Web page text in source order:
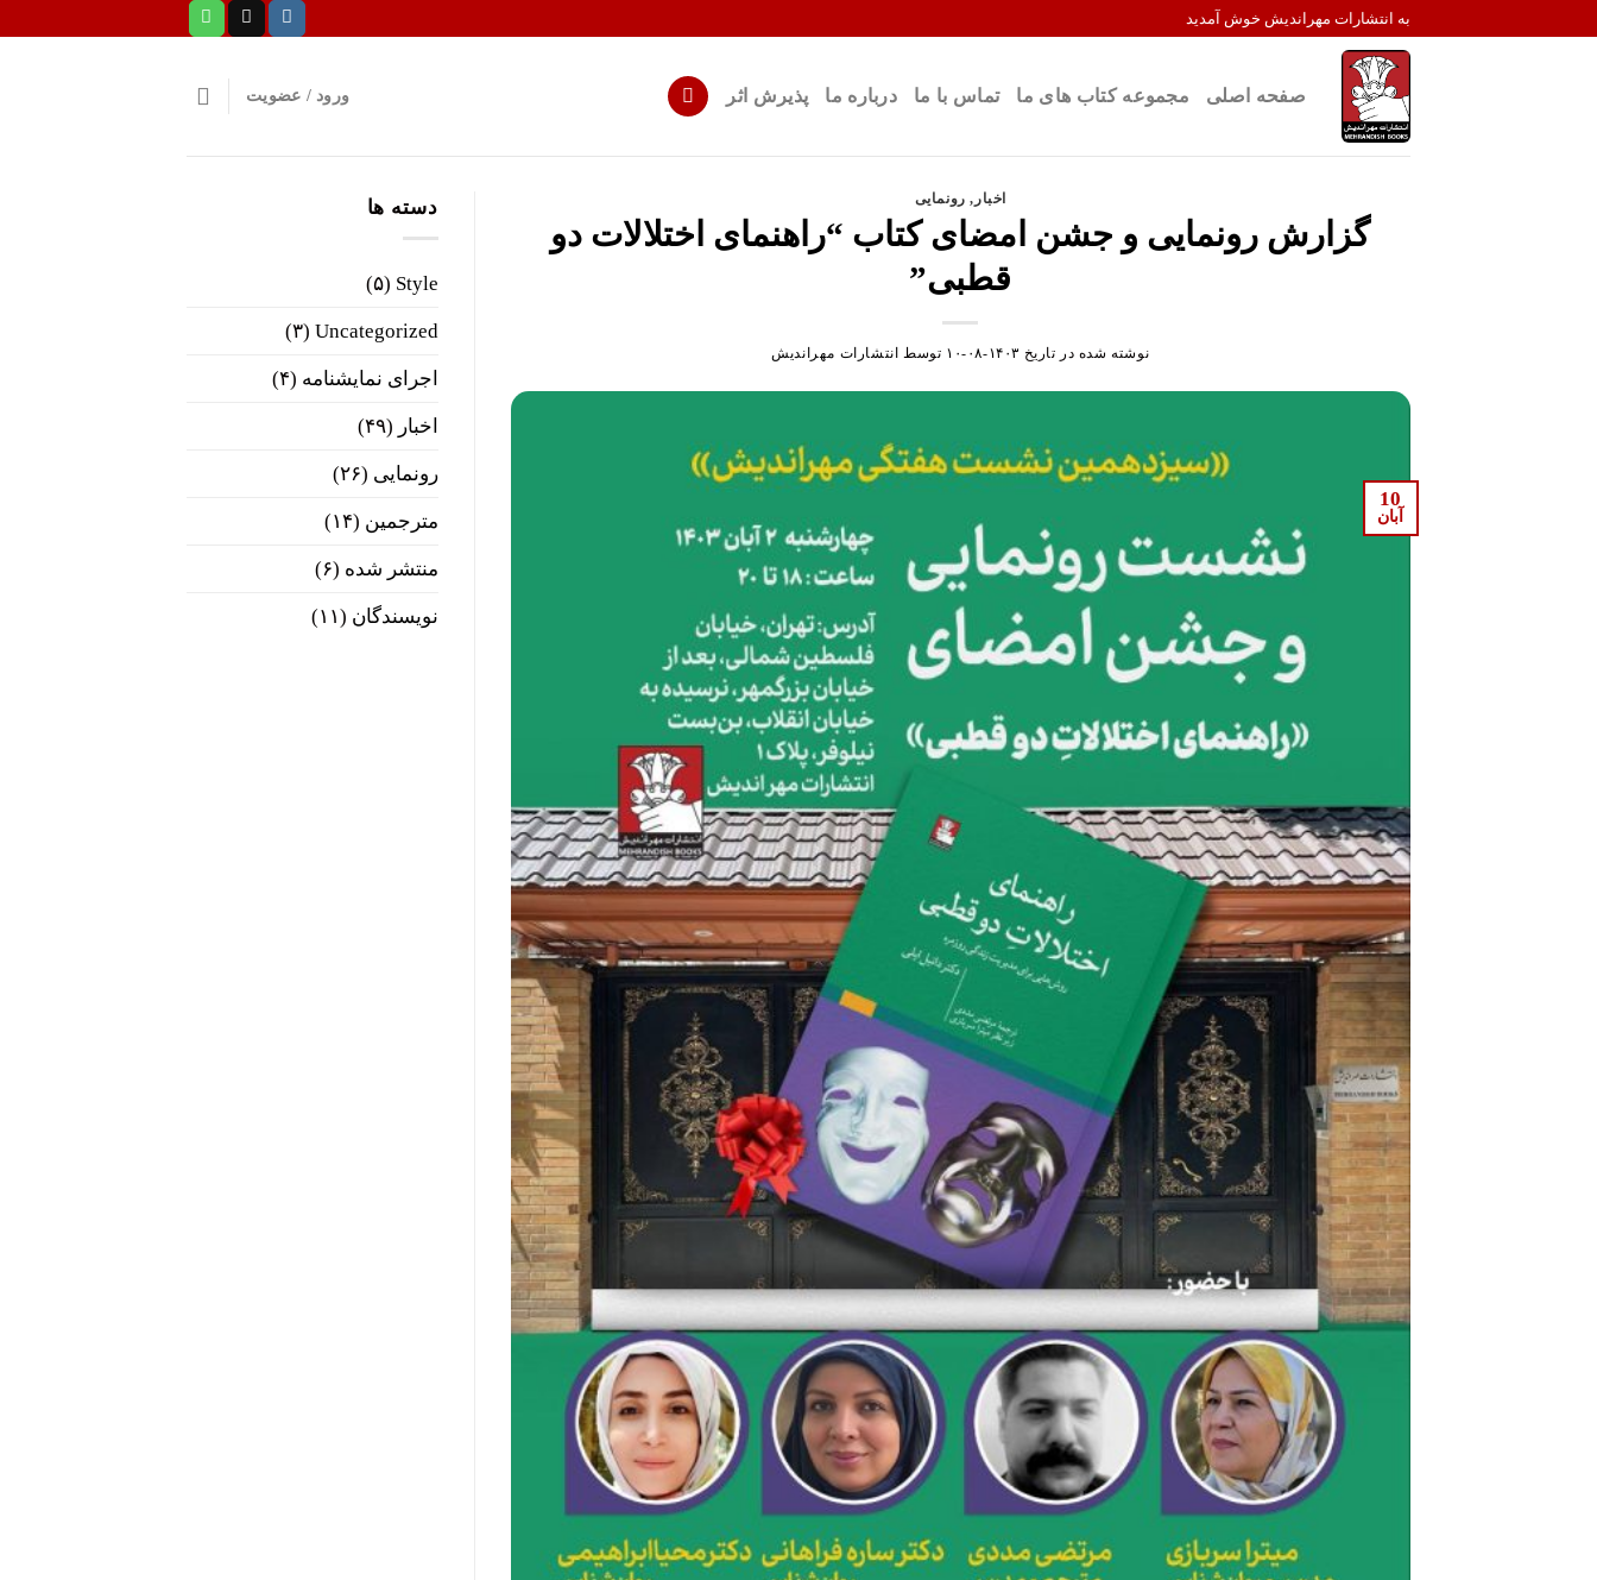
به انتشارات مهراندیش خوش آمدید
صفحه اصلی مجموعه کتاب های ما تماس با ما درباره ما پذیرش اثر ورود / عضویت
اخبار , رونمایی
گزارش رونمایی و جشن امضای کتاب “راهنمای اختلالات دو
قطبی”
نوشته شده در تاریخ ۱۴۰۳-۰۸-۱۰ توسط انتشارات مهراندیش
10
آبان
دسته ها
Style (۵)
Uncategorized (۳)
اجرای نمایشنامه (۴)
اخبار (۴۹)
رونمایی (۲۶)
مترجمین (۱۴)
منتشر شده (۶)
نویسندگان (۱۱)